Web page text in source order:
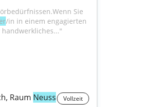
Sie
/in in einem engagierten
Raum Neuss Vollzeit